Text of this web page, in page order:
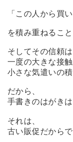
「この人から買い
を積み重ねること
そしてその信頼は
一度の大きな接触
小さな気遣いの
だから、
手書きのはがきは
それは、
古い販促だから